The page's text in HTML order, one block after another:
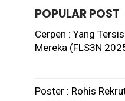
POPULAR POST
Cerpen : Yang
Mereka (FLS3N
Poster : Rohis